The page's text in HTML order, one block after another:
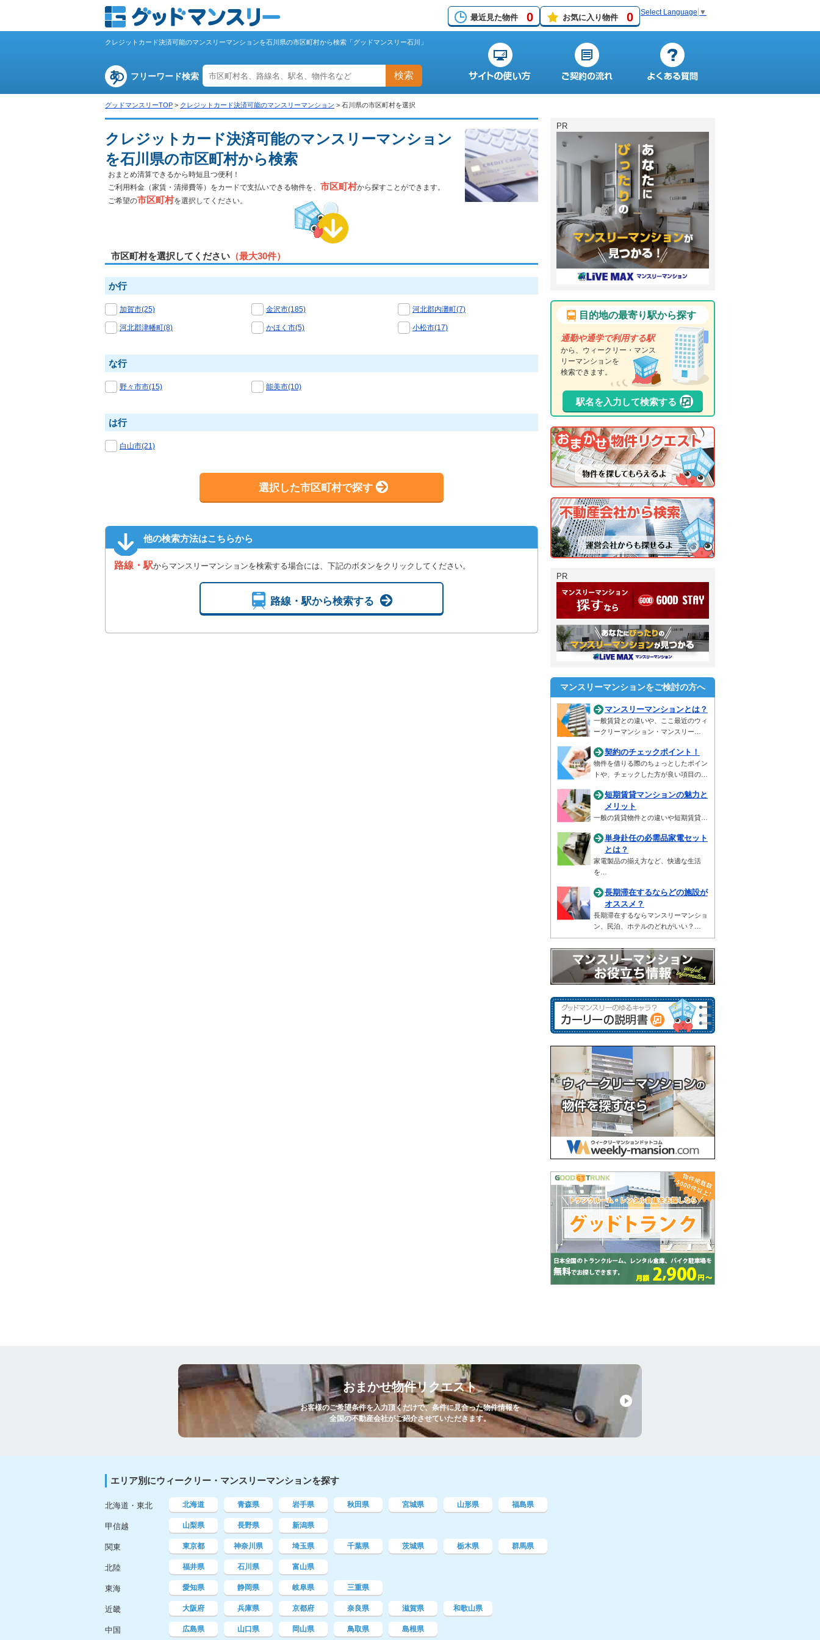
最近見た物件 0 お気に入り物件 0 Select Language ▼
クレジットカード決済可能のマンスリーマンションを石川県の市区町村から検索「グッドマンスリー石川」
フリーワード検索 検索
グッドマンスリーTOP > クレジットカード決済可能のマンスリーマンション > 石川県の市区町村を選択
クレジットカード決済可能のマンスリーマンション
を石川県の市区町村から検索
おまとめ清算できるから時短且つ便利！
ご利用料金（家賃・清掃費等）をカードで支払いできる物件を、 市区町村から探すことができます。
ご希望の市区町村を選択してください。
市区町村を選択してください （最大30件）
か行
加賀市(25) 金沢市(185) 河北郡内灘町(7)
河北郡津幡町(8) かほく市(5) 小松市(17)
な行
野々市市(15) 能美市(10)
は行
白山市(21)
選択した市区町村で探す
他の検索方法はこちらから
路線・駅からマンスリーマンションを検索する場合には、下記のボタンをクリックしてください。
路線・駅から検索する
PR
目的地の最寄り駅から探す
通勤や通学で利用する駅
から、ウィークリー・マンス
リーマンションを
検索できます。
駅名を入力して検索する
PR
マンスリーマンションをご検討の方へ
マンスリーマンションとは？
一般賃貸との違いや、ここ最近のウィ
ークリーマンション・マンスリー…
契約のチェックポイント！
物件を借りる際のちょっとしたポイン
トや、チェックした方が良い項目の…
短期賃貸マンションの魅力と
メリット
一般の賃貸物件との違いや短期賃貸…
単身赴任の必需品家電セット
とは？
家電製品の揃え方など、快適な生活
を…
長期滞在するならどの施設が
オススメ？
長期滞在するならマンスリーマンショ
ン、民泊、ホテルのどれがいい？…
おまかせ物件リクエスト
お客様のご希望条件を入力頂くだけで、条件に見合った物件情報を
全国の不動産会社がご紹介させていただきます。
エリア別にウィークリー・マンスリーマンションを探す
北海道・東北 北海道 青森県 岩手県 秋田県 宮城県 山形県 福島県
甲信越 山梨県 長野県 新潟県
関東 東京都 神奈川県 埼玉県 千葉県 茨城県 栃木県 群馬県
北陸 福井県 石川県 富山県
東海 愛知県 静岡県 岐阜県 三重県
近畿 大阪府 兵庫県 京都府 奈良県 滋賀県 和歌山県
中国 広島県 山口県 岡山県 鳥取県 島根県